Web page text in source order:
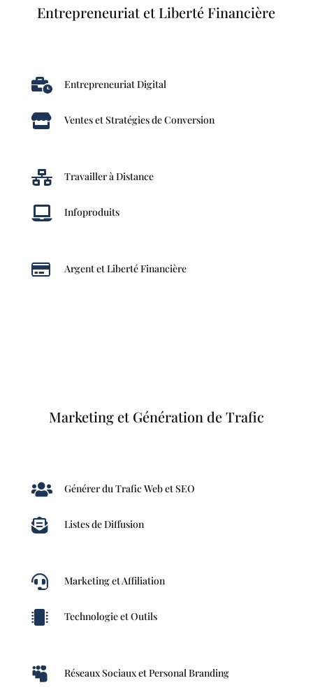
Entrepreneuriat et Liberté Financière
 Entrepreneuriat Digital
 Ventes et Stratégies de Conversion
 Travailler à Distance
 Infoproduits
 Argent et Liberté Financière
Marketing et Génération de Trafic
 Générer du Trafic Web et SEO
 Listes de Diffusion
 Marketing et Affiliation
 Technologie et Outils
 Réseaux Sociaux et Personal Branding